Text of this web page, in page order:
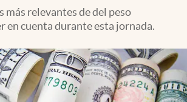
más relevantes de del peso
en cuenta durante esta jornada.